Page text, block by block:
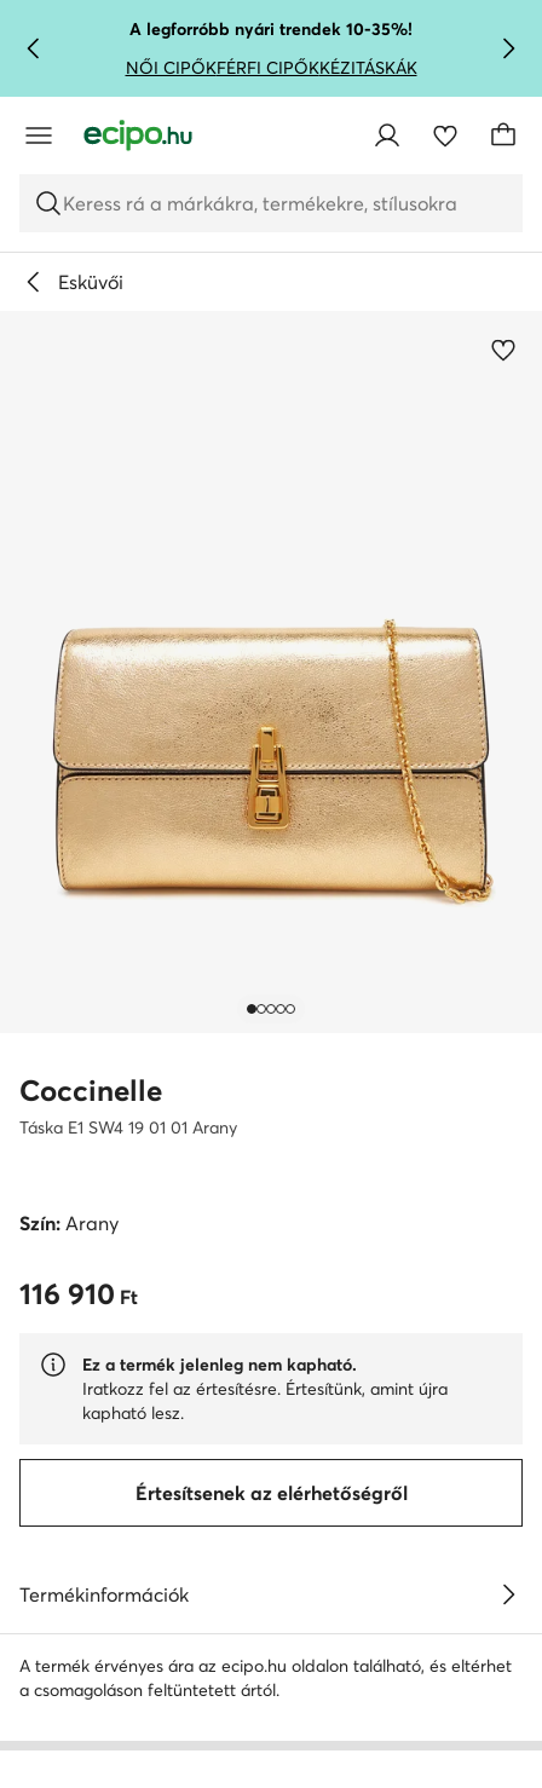
UGRÁS A FŐ TARTALOMRA
UGRÁS A KERESÉSHEZA legforróbb nyári trendek 10-35%!
NŐI CIPŐKFÉRFI CIPŐKKÉZITÁSKÁK
Keress rá a márkákra, termékekre, stílusokra
Esküvői
Coccinelle
Táska E1 SW4 19 01 01 Arany
Szín: Arany
116 910 Ft
116 910 Ft
Ez a termék jelenleg nem kapható.
Iratkozz fel az értesítésre. Értesítünk, amint újra
kapható lesz.
Értesítsenek az elérhetőségről
Termékinformációk
A termék érvényes ára az ecipo.hu oldalon található, és eltérhet
a csomagoláson feltüntetett ártól.